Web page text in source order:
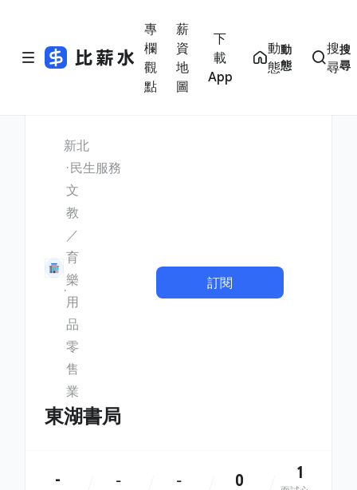
專
欄
觀
點
薪
資
地
圖
下
載
App
動
態
動
態
搜
尋
搜
尋
新北
民生服務
文
教
／
育
樂
用
品
零
售
業
東湖書局
訂閱
- - - 0 1